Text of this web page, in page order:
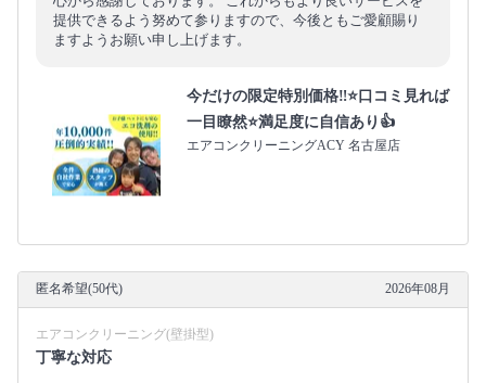
提供できるよう努めて参りますので、今後ともご愛顧賜り
ますようお願い申し上げます。
今だけの限定特別価格‼️⭐口コミ見れば
一目瞭然⭐満足度に自信あり👍
エアコンクリーニングACY 名古屋店
匿名希望(50代) 2026年08月
エアコンクリーニング(壁掛型)
丁寧な対応